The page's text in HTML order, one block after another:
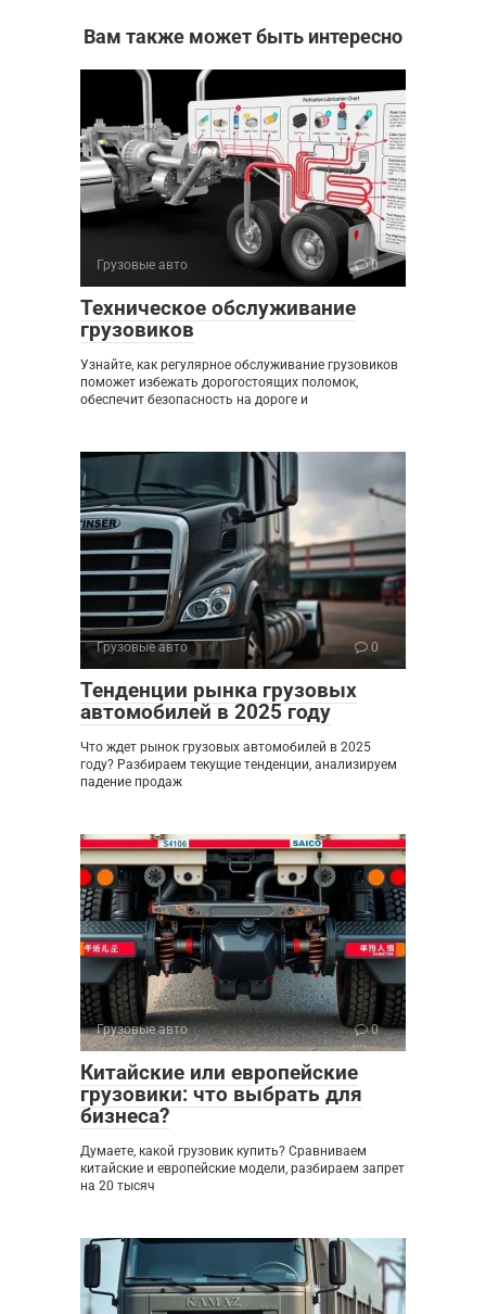
Вам также может быть интересно
Грузовые авто 0
Техническое обслуживание
грузовиков
Узнайте, как регулярное обслуживание грузовиков
поможет избежать дорогостоящих поломок,
обеспечит безопасность на дороге и
Грузовые авто 0
Тенденции рынка грузовых
автомобилей в 2025 году
Что ждет рынок грузовых автомобилей в 2025
году? Разбираем текущие тенденции, анализируем
падение продаж
Грузовые авто 0
Китайские или европейские
грузовики: что выбрать для
бизнеса?
Думаете, какой грузовик купить? Сравниваем
китайские и европейские модели, разбираем запрет
на 20 тысяч